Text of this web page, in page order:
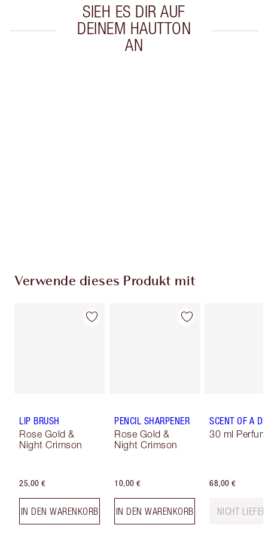
SIEH ES DIR AUF
DEINEM HAUTTON
AN
Verwende dieses Produkt mit
LIP BRUSH
Rose Gold &
Night Crimson
25,00 €
IN DEN WARENKORB
PENCIL SHARPENER
Rose Gold &
Night Crimson
10,00 €
IN DEN WARENKORB
SCENT OF A
30 ml
68,00 €
NICHT